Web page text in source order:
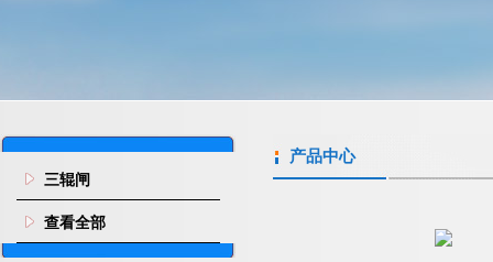
三辊闸
查看全部
产品中心